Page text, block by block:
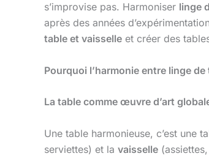
s’improvise pas. Harmoniser linge
après des années
table et vaisselle et créer des
Pourquoi l’harmonie entre linge
La table comme œuvre d’art
Une table harmonieuse, c’est une
serviettes) et la vaisselle